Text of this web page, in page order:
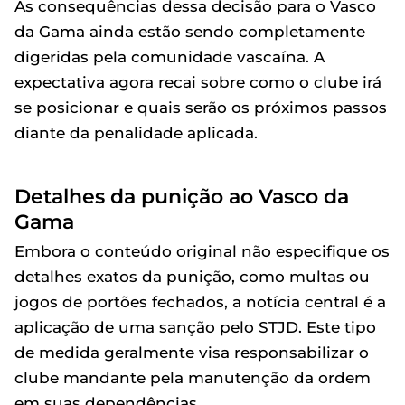
As consequências dessa decisão para o Vasco
da Gama ainda estão sendo completamente
digeridas pela comunidade vascaína. A
expectativa agora recai sobre como o clube irá
se posicionar e quais serão os próximos passos
diante da penalidade aplicada.
Detalhes da punição ao Vasco da
Gama
Embora o conteúdo original não especifique os
detalhes exatos da punição, como multas ou
jogos de portões fechados, a notícia central é a
aplicação de uma sanção pelo STJD. Este tipo
de medida geralmente visa responsabilizar o
clube mandante pela manutenção da ordem